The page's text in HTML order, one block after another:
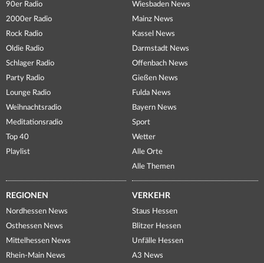
90er Radio
2000er Radio
Rock Radio
Oldie Radio
Schlager Radio
Party Radio
Lounge Radio
Weihnachtsradio
Meditationsradio
Top 40
Playlist
Wiesbaden News
Mainz News
Kassel News
Darmstadt News
Offenbach News
Gießen News
Fulda News
Bayern News
Sport
Wetter
Alle Orte
Alle Themen
REGIONEN
Nordhessen News
Osthessen News
Mittelhessen News
Rhein-Main News
VERKEHR
Staus Hessen
Blitzer Hessen
Unfälle Hessen
A3 News